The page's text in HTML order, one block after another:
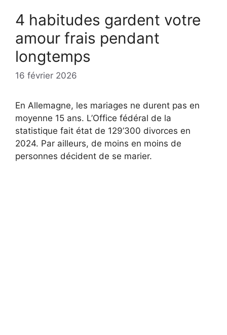
4 habitudes gardent votre
amour frais pendant
longtemps
16 février 2026
En Allemagne, les mariages ne durent pas en
moyenne 15 ans. L’Office fédéral de la
statistique fait état de 129’300 divorces en
2024. Par ailleurs, de moins en moins de
personnes décident de se marier.